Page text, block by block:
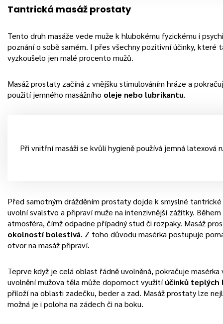
Tantrická masáž prostaty
Tento druh masáže vede muže k hlubokému fyzickému i
poznání o sobě samém. I přes všechny pozitivní účinky, které
vyzkoušelo jen malé procento mužů.
Masáž prostaty začíná z vnějšku stimulováním hráze a
použití jemného masážního oleje nebo lubrikantu.
Při vnitřní masáži se kvůli hygieně používá jemná latexová
Před samotným drážděním prostaty dojde k smyslné
uvolní svalstvo a připraví muže na intenzivnější zážitky.
atmosféra, čímž odpadne případný stud či rozpaky. Masáž
okolností bolestivá. Z toho důvodu masérka postupuje
otvor na masáž připraví.
Teprve když je celá oblast řádně uvolněná, pokračuje
uvolnění mužova těla může dopomoct využitíúčinků teplých
přiloží na oblasti zadečku, beder a zad. Masáž prostaty lze
možná je i poloha na zádech či na boku.